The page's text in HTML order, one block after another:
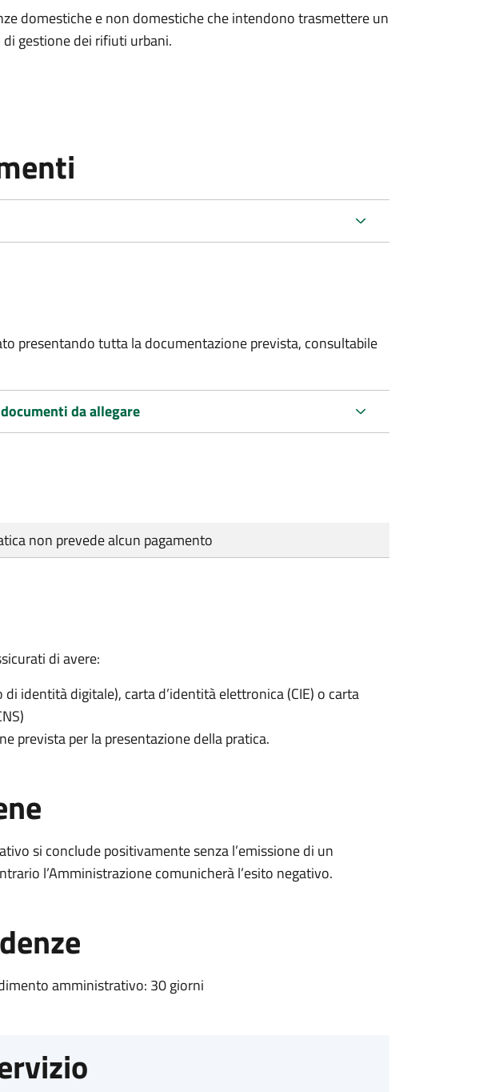
domestiche e non domestiche che intendono trasmettere un
gestione dei rifiuti urbani.
presentando tutta la documentazione prevista, consultabile
da allegare
non prevede alcun pagamento
di avere:
di identità digitale), carta d’identità elettronica (CIE) o carta
prevista per la presentazione della pratica.
si conclude positivamente senza l’emissione di un
l’Amministrazione comunicherà l’esito negativo.
amministrativo: 30 giorni